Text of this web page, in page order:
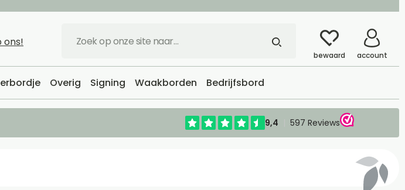
ons!
bewaard account
Overig Signing Waakborden Bedrijfsbord